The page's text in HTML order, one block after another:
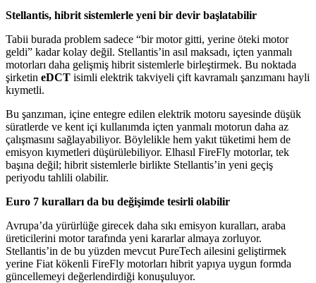
Stellantis, hibrit sistemlerle yeni bir devir başlatabilir
Tabii burada problem sadece “bir motor gitti, yerine öteki motor
geldi” kadar kolay değil. Stellantis’in asıl maksadı, içten yanmalı
motorları daha gelişmiş hibrit sistemlerle birleştirmek. Bu noktada
şirketin eDCT isimli elektrik takviyeli çift kavramalı şanzımanı hayli
kıymetli.
Bu şanzıman, içine entegre edilen elektrik motoru sayesinde düşük
süratlerde ve kent içi kullanımda içten yanmalı motorun daha az
çalışmasını sağlayabiliyor. Böylelikle hem yakıt tüketimi hem de
emisyon kıymetleri düşürülebiliyor. Elhasıl FireFly motorlar, tek
başına değil; hibrit sistemlerle birlikte Stellantis’in yeni geçiş
periyodu tahlili olabilir.
Euro 7 kuralları da bu değişimde tesirli olabilir
Avrupa’da yürürlüğe girecek daha sıkı emisyon kuralları, araba
üreticilerini motor tarafında yeni kararlar almaya zorluyor.
Stellantis’in de bu yüzden mevcut PureTech ailesini geliştirmek
yerine Fiat kökenli FireFly motorları hibrit yapıya uygun formda
güncellemeyi değerlendirdiği konuşuluyor.